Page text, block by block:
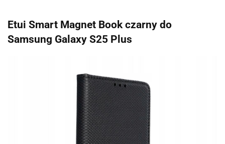
Etui Smart Magnet Book czarny do
Samsung Galaxy S25 Plus